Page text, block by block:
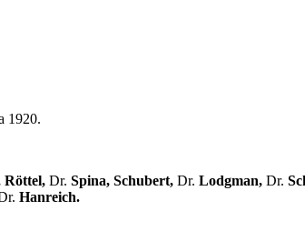
1920.
Röttel, Dr. Spina, Schubert, Dr. Lodgman, Dr.
Hanreich.